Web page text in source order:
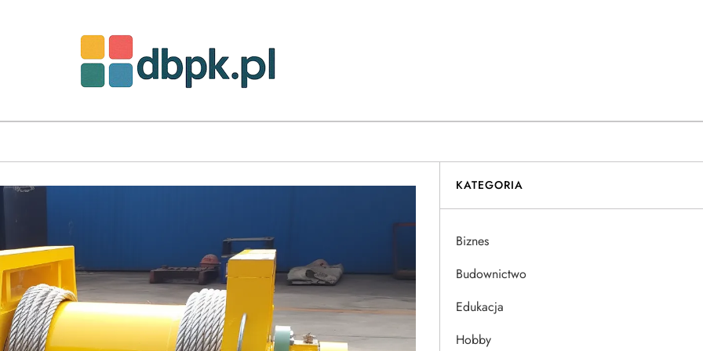
KATEGORIA
Biznes
Budownictwo
Edukacja
Hobby